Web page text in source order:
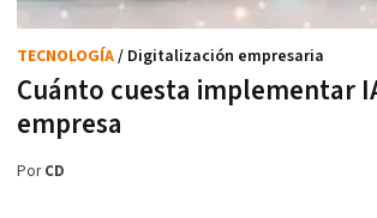
Cuánto cuesta implementar
empresa
TECNOLOGÍA/ Digitalización empresaria
PorCD